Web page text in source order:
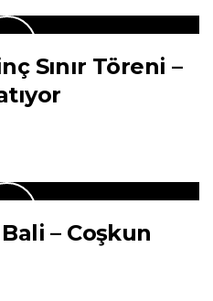
Sınır Töreni –
– Coşkun